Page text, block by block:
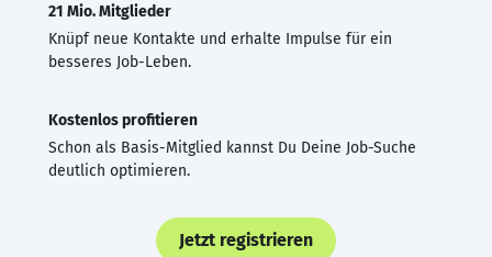
21 Mio. Mitglieder
Knüpf neue Kontakte und erhalte Impulse für ein
besseres Job-Leben.
Kostenlos profitieren
Schon als Basis-Mitglied kannst Du Deine Job-Suche
deutlich optimieren.
Jetzt registrieren